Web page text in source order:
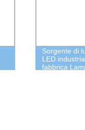
Sorgente di
LED
fabbrica